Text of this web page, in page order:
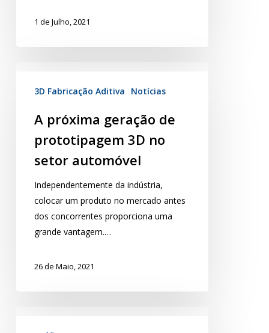
1 de Julho, 2021
3D Fabricação Aditiva Notícias
A próxima geração de
prototipagem 3D no
setor automóvel
Independentemente da indústria,
colocar um produto no mercado antes
dos concorrentes proporciona uma
grande vantagem.…
26 de Maio, 2021